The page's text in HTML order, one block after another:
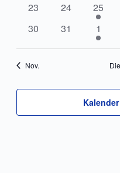
0
23
0
24
1
25
0
30
0
31
1
1
Nov.